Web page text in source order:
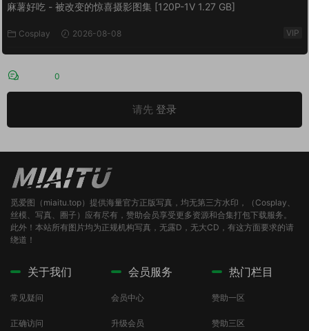
麻薯好吃 - 被改变的惊喜摄影图集 [120P-1V 1.27 GB]
Cosplay 2026-08-08 VIP
0
请先 登录
觅爱图（miaitu.top）提供海量官方正版写真，均无第三方水印，（Cosplay、
丝模、写真、圈子）应有尽有，赞助会员享受更多资源和合集打包下载服务。
此外！本站所有图片均为正规机构写真，无露D，无大CD，有这方面要求的请
绕道！
关于我们
常见疑问
正确访问
会员服务
会员中心
升级会员
热门栏目
赞助一区
赞助三区